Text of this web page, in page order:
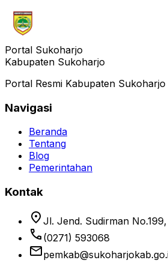
Portal Sukoharjo
Kabupaten Sukoharjo
Portal Resmi Kabupaten Sukoharjo
Navigasi
Beranda
Tentang
Blog
Pemerintahan
Kontak
location_on Jl. Jend. Sudirman
phone (0271) 593068
email